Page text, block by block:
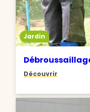
Jardin
Découvrir